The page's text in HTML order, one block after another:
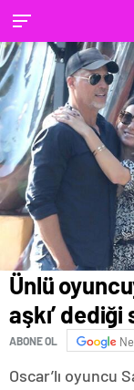
Ünlü
aşkı’
ABONE OL
Oscar’lı oyuncu